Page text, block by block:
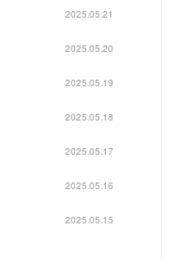
2025.05.21
2025.05.20
2025.05.19
2025.05.18
2025.05.17
2025.05.16
2025.05.15